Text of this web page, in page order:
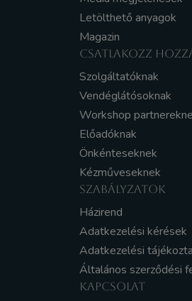
Letölthető anyagok
Magazin
CSATLAKOZZ
Szolgáltatóknak
Vendéglátósoknak
Workshop
Előadóknak
Önkénteseknek
Kézműveseknek
SZABÁLYZATOK
Házirend
Adatkezelési kérések
Adatkezelési
Általános szerződési
KAPCSOLAT